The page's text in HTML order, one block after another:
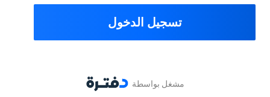
تسجيل الدخول
مشغل بواسطة